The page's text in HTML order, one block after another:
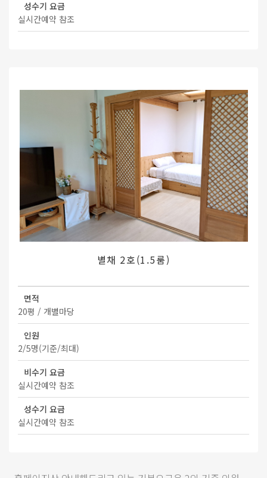
성수기 요금
실시간예약 참조
별채 2호(1.5룸)
면적
20평 / 개별마당
인원
2/5명(기준/최대)
비수기 요금
실시간예약 참조
성수기 요금
실시간예약 참조